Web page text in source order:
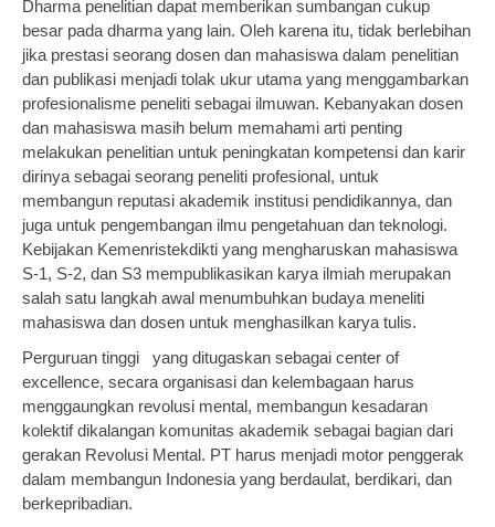
Dharma penelitian dapat memberikan sumbangan cukup
besar pada dharma yang lain. Oleh karena itu, tidak berlebihan
jika prestasi seorang dosen dan mahasiswa dalam penelitian
dan publikasi menjadi tolak ukur utama yang menggambarkan
profesionalisme peneliti sebagai ilmuwan. Kebanyakan dosen
dan mahasiswa masih belum memahami arti penting
melakukan penelitian untuk peningkatan kompetensi dan karir
dirinya sebagai seorang peneliti profesional, untuk
membangun reputasi akademik institusi pendidikannya, dan
juga untuk pengembangan ilmu pengetahuan dan teknologi.
Kebijakan Kemenristekdikti yang mengharuskan mahasiswa
S-1, S-2, dan S3 mempublikasikan karya ilmiah merupakan
salah satu langkah awal menumbuhkan budaya meneliti
mahasiswa dan dosen untuk menghasilkan karya tulis.
Perguruan tinggi yang ditugaskan sebagai center of
excellence, secara organisasi dan kelembagaan harus
menggaungkan revolusi mental, membangun kesadaran
kolektif dikalangan komunitas akademik sebagai bagian dari
gerakan Revolusi Mental. PT harus menjadi motor penggerak
dalam membangun Indonesia yang berdaulat, berdikari, dan
berkepribadian.